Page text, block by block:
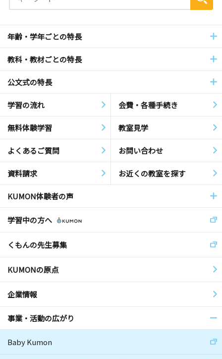
年齢・学年ごとの特長
教科・教材ごとの特長
公文式の特長
学習の流れ 会費・各種手続き
無料体験学習 教室見学
よくあるご質問 お問い合わせ
資料請求 お近くの教室を探す
KUMON体験者の声
学習中の方へ
くもんの先生募集
KUMONの原点
企業情報
事業・活動の広がり
Baby Kumon